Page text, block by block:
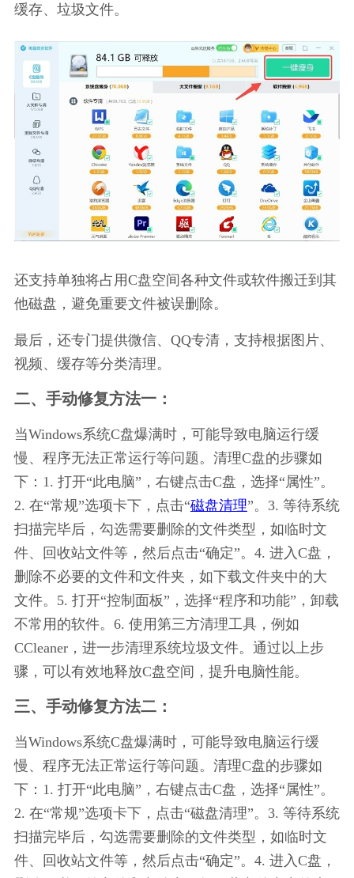
缓存、垃圾文件。
还支持单独将占用C盘空间各种文件或软件搬迁到其
他磁盘，避免重要文件被误删除。
最后，还专门提供微信、QQ专清，支持根据图片、
视频、缓存等分类清理。
二、手动修复方法一：
当Windows系统C盘爆满时，可能导致电脑运行缓
慢、程序无法正常运行等问题。清理C盘的步骤如
下：1. 打开“此电脑”，右键点击C盘，选择“属性”。
2. 在“常规”选项卡下，点击“磁盘清理”。3. 等待系统
扫描完毕后，勾选需要删除的文件类型，如临时文
件、回收站文件等，然后点击“确定”。4. 进入C盘，
删除不必要的文件和文件夹，如下载文件夹中的大
文件。5. 打开“控制面板”，选择“程序和功能”，卸载
不常用的软件。6. 使用第三方清理工具，例如
CCleaner，进一步清理系统垃圾文件。通过以上步
骤，可以有效地释放C盘空间，提升电脑性能。
三、手动修复方法二：
当Windows系统C盘爆满时，可能导致电脑运行缓
慢、程序无法正常运行等问题。清理C盘的步骤如
下：1. 打开“此电脑”，右键点击C盘，选择“属性”。
2. 在“常规”选项卡下，点击“磁盘清理”。3. 等待系统
扫描完毕后，勾选需要删除的文件类型，如临时文
件、回收站文件等，然后点击“确定”。4. 进入C盘，